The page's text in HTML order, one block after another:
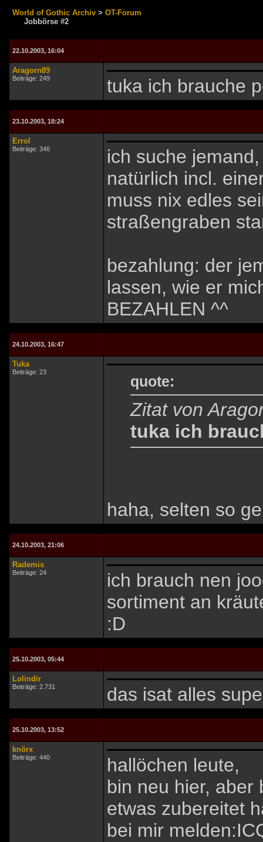
World of Gothic Archiv > OT-Forum
Jobbörse #2
22.10.2003, 16:04
Aragorn89
Beiträge: 249 tuka ich brauche
23.10.2003, 18:24
Errol
Beiträge: 346
ich suche
natürlich incl.
muss nix edles
straßengraben
bezahlung: der
lassen, wie er
BEZAHLEN ^^
24.10.2003, 16:47
Tuka
Beiträge: 23
quote:
Zitat von
tuka ich
haha, selten so
24.10.2003, 21:06
Rademis
Beiträge: 24
ich brauch nen
sortiment an
:D
25.10.2003, 05:44
Lolindir
Beiträge: 2.731 das isat alles
25.10.2003, 13:52
knörx
Beiträge: 440
hallöchen leute,
bin neu hier, aber
etwas zubereitet
bei mir